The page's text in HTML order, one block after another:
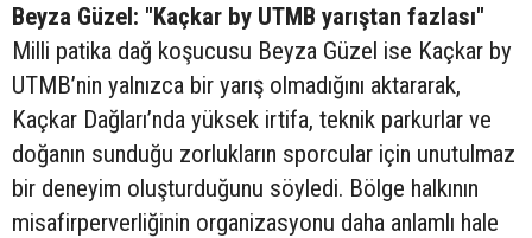
Beyza Güzel: "Kaçkar by UTMB yarıştan fazlası"
Milli patika dağ koşucusu Beyza Güzel ise Kaçkar by
UTMB’nin yalnızca bir yarış olmadığını aktararak,
Kaçkar Dağları’nda yüksek irtifa, teknik parkurlar ve
doğanın sunduğu zorlukların sporcular için unutulmaz
bir deneyim oluşturduğunu söyledi. Bölge halkının
misafirperverliğinin organizasyonu daha anlamlı hale